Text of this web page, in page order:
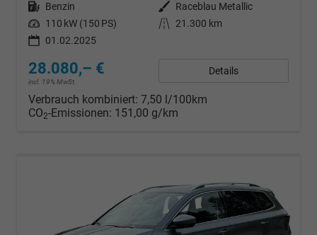
Kraftstoff Benzin Außenfarbe
Raceblau Metallic
Leistung 110 kW (150 PS) Kilometerstand
21.300 km
01.02.2025
28.080,– €
incl. 19% MwSt.
Details
Verbrauch kombiniert: 7,50 l/100km
CO2-Emissionen: 151,00 g/km